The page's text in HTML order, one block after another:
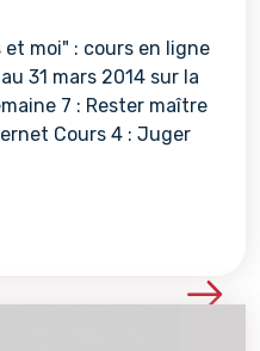
et moi" : cours en ligne
31 mars 2014 sur la
7 : Rester maître
Cours 4 : Juger
Voir les détails de la